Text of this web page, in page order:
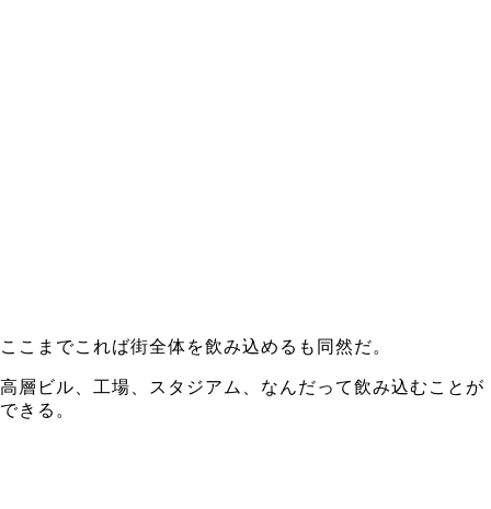
ここまでこれば街全体を飲み込めるも同然だ。
高層ビル、工場、スタジアム、なんだって飲み込むことが
できる。